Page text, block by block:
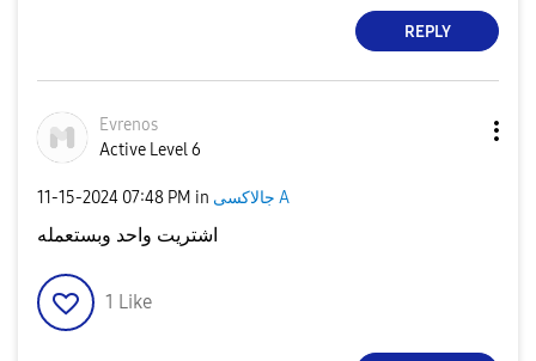
REPLY
Evrenos
Active Level 6
‎11-15-2024 07:48 PM in جالاكسى A
اشتريت واحد وبستعمله
1 Like